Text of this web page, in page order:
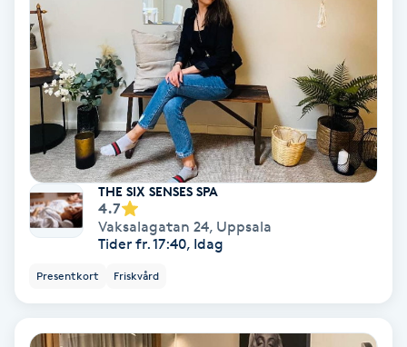
Ortobionomi
Ortopedi
Osteopati
Paraffinbehandling
Pedikyr
Permanent
THE SIX SENSES SPA
4.7
Vaksalagatan 24, Uppsala
Tider fr. 17:40, Idag
Presentkort Friskvård